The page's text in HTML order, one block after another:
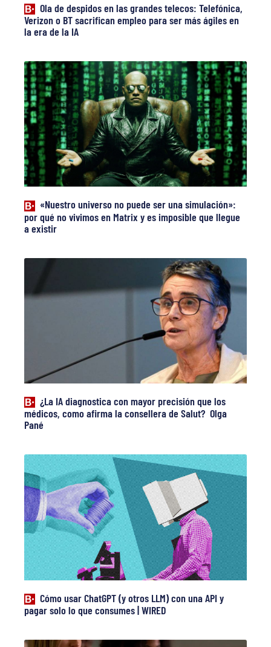
Ola de despidos en las grandes telecos: Telefónica,
Verizon o BT sacrifican empleo para ser más ágiles en
la era de la IA
«Nuestro universo no puede ser una simulación»:
por qué no vivimos en Matrix y es imposible que llegue
a existir
¿La IA diagnostica con mayor precisión que los
médicos, como afirma la consellera de Salut? Olga
Pané
Cómo usar ChatGPT (y otros LLM) con una API y
pagar solo lo que consumes | WIRED